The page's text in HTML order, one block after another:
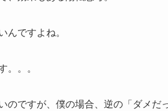
んですよね。
。。。
のですが、僕の場合、逆の「ダメ